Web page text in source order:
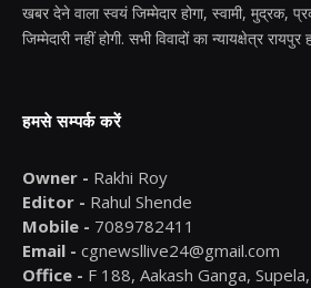
खबर देने वाला स्वयं जिम्मेदार होगा, स्वामी, मुद्रक,
जिम्मेदारी नहीं होगी. सभी विवादों का न्यायक्षेत्र रायपुर
हमसे सम्पर्क करें
Owner - Rakhi Roy
Editor - Rahul Shende
Mobile - 7089782411
Email - cgnewsllive24@gmail.com
Office - F 188, Aakash Ganga,